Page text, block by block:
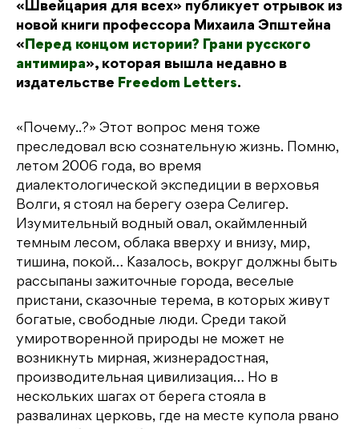
c
e
b
o
o
k
it
t
e
r
n
o
kl
a
s
s
ni
ki
e
g
r
a
m
п
р
а
в
и
т
«Швейцария для всех» публикует отрывок из
новой книги профессора Михаила Эпштейна
«Перед концом истории? Грани русского
антимира», которая вышла недавно в
издательстве Freedom Letters.
«Почему..?» Этот вопрос меня тоже
преследовал всю сознательную жизнь. Помню,
летом 2006 года, во время
диалектологической экспедиции в верховья
Волги, я стоял на берегу озера Селигер.
Изумительный водный овал, окаймленный
темным лесом, облака вверху и внизу, мир,
тишина, покой… Казалось, вокруг должны быть
рассыпаны зажиточные города, веселые
пристани, сказочные терема, в которых живут
богатые, свободные люди. Среди такой
умиротворенной природы не может не
возникнуть мирная, жизнерадостная,
производительная цивилизация… Но в
нескольких шагах от берега стояла в
развалинах церковь, где на месте купола рвано